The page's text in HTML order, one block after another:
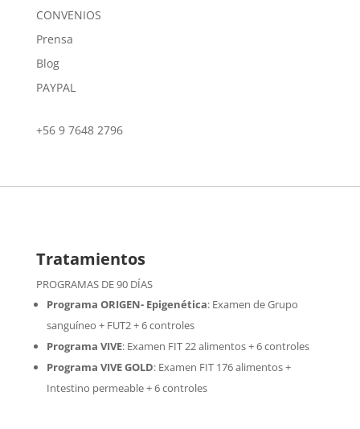
CONVENIOS
Prensa
Blog
PAYPAL
+56 9 7648 2796
Tratamientos
PROGRAMAS DE 90 DÍAS
Programa ORIGEN- Epigenética:Examen de Grupo
sanguíneo + FUT2 + 6 controles
Programa VIVE: Examen FIT 22 alimentos + 6 controles
Programa VIVE GOLD: Examen FIT 176 alimentos +
Intestino permeable + 6 controles